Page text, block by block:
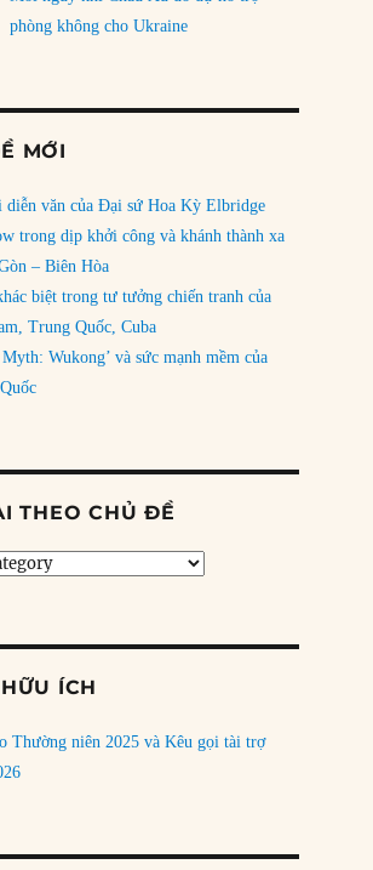
phòng không cho Ukraine
MỚI
diễn văn của Đại sứ Hoa Kỳ Elbridge
trong dịp khởi công và khánh thành xa
– Biên Hòa
biệt trong tư tưởng chiến tranh của
Trung Quốc, Cuba
Myth: Wukong’ và sức mạnh mềm của
THEO CHỦ ĐỀ
ÍCH
Thường niên 2025 và Kêu gọi tài trợ